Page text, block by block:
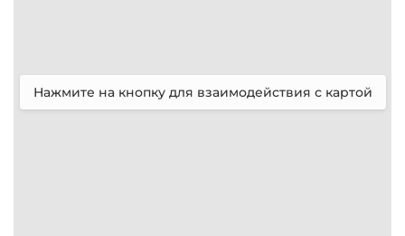
Нажмите на кнопку для взаимодействия с картой